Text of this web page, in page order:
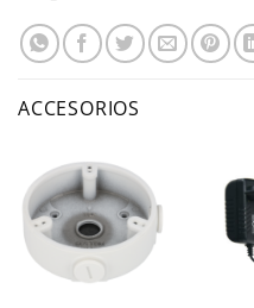
ACCESORIOS